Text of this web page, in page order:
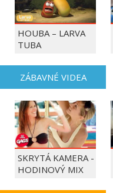
HOUBA – LARVA
TUBA
ZÁBAVNÉ VIDEA
SKRYTÁ KAMERA -
HODINOVÝ MIX